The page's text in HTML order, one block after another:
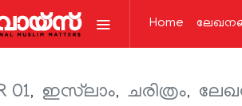
Home
01 ഇസ്‌ലാം ചരിത്രം